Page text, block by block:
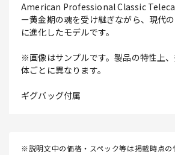
American Professional Classic
ー黄金期の魂を受け継ぎながら、現代
に進化したモデルです。
※画像はサンプルです。製品の特性上
体ごとに異なります。
ギグバッグ付属
※説明文中の価格・スペック等は掲載時点